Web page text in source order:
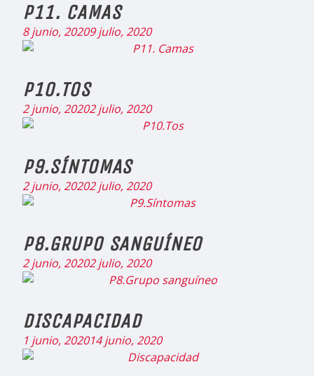
P11. CAMAS
8 junio, 20209 julio, 2020
P10.TOS
2 junio, 20202 julio, 2020
P9.SÍNTOMAS
2 junio, 20202 julio, 2020
P8.GRUPO SANGUÍNEO
2 junio, 20202 julio, 2020
DISCAPACIDAD
1 junio, 202014 junio, 2020